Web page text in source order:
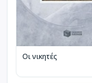
Οι νικητές